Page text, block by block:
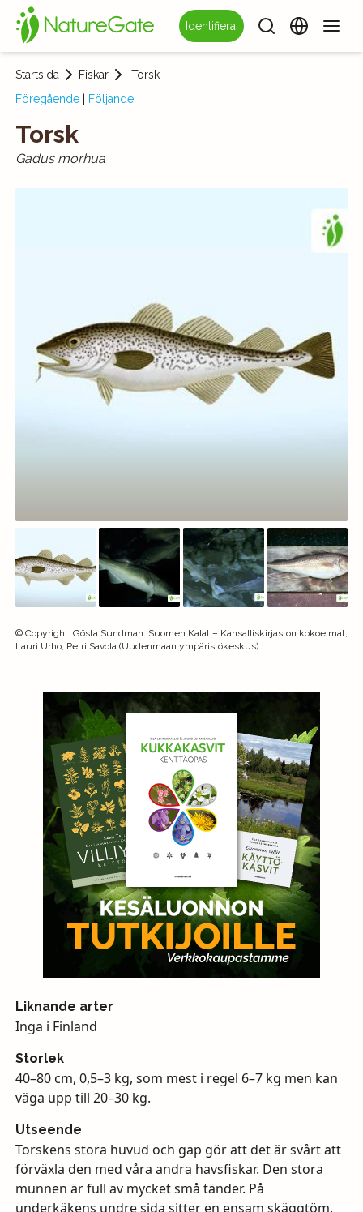
Identifiera!
Startsida Fiskar
Torsk
Föregående
Följande
Torsk
Gadus morhua
© Copyright: Gösta Sundman: Suomen Kalat – Kansalliskirjaston kokoelmat,
Lauri Urho, Petri Savola (Uudenmaan ympäristökeskus)
Liknande arter
Inga i Finland
Storlek
40–80 cm, 0,5–3 kg, som mest i regel 6–7 kg men kan
väga upp till 20–30 kg.
Utseende
Torskens stora huvud och gap gör att det är svårt att
förväxla den med våra andra havsfiskar. Den stora
munnen är full av mycket små tänder. På
underkäkens undre sida sitter en ensam skäggtöm.